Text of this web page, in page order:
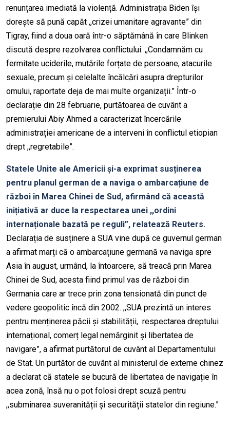
renunțarea imediată la violență. Administrația Biden își
dorește să pună capăt ,,crizei umanitare agravante” din
Tigray, fiind a doua oară într-o săptămână în care Blinken
discută despre rezolvarea conflictului: ,,Condamnăm cu
fermitate uciderile, mutările forțate de persoane, atacurile
sexuale, precum și celelalte încălcări asupra drepturilor
omului, raportate deja de mai multe organizații.” Într-o
declarație din 28 februarie, purtătoarea de cuvânt a
premierului Abiy Ahmed a caracterizat încercările
administrației americane de a interveni în conflictul etiopian
drept ,,regretabile”.
Statele Unite ale Americii și-a exprimat susținerea
pentru planul german de a naviga o ambarcațiune de
război în Marea Chinei de Sud, afirmând că această
inițiativă ar duce la respectarea unei ,,ordini
internaționale bazată pe reguli”, relatează Reuters.
Declarația de susținere a SUA vine după ce guvernul german
a afirmat marți că o ambarcațiune germană va naviga spre
Asia în august, urmând, la întoarcere, să treacă prin Marea
Chinei de Sud, acesta fiind primul vas de război din
Germania care ar trece prin zona tensionată din punct de
vedere geopolitic încă din 2002. ,,SUA prezintă un interes
pentru menținerea păcii și stabilității, respectarea dreptului
internațional, comerț legal nemărginit și libertatea de
navigare”, a afirmat purtătorul de cuvânt al Departamentului
de Stat. Un purtător de cuvânt al ministerul de externe chinez
a declarat că statele se bucură de libertatea de navigație în
acea zonă, însă nu o pot folosi drept scuză pentru
,,subminarea suveranității și securității statelor din regiune.”